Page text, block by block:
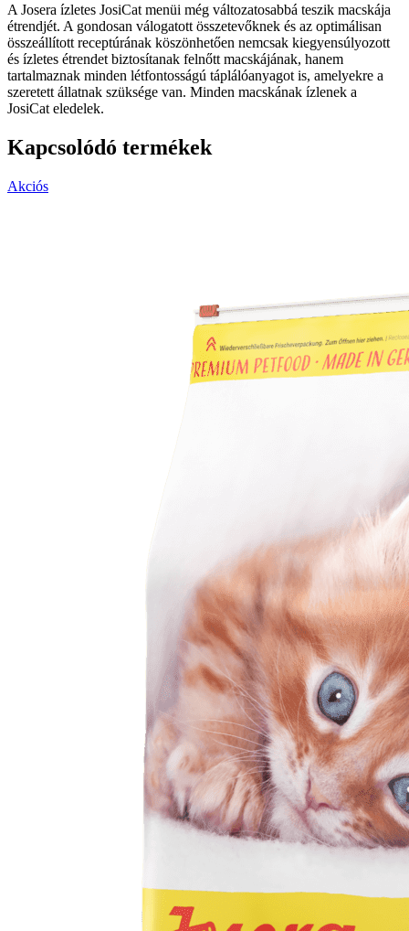
A Josera ízletes JosiCat menüi még változatosabbá teszik macskája
étrendjét. A gondosan válogatott összetevőknek és az optimálisan
összeállított receptúrának köszönhetően nemcsak kiegyensúlyozott
és ízletes étrendet biztosítanak felnőtt macskájának, hanem
tartalmaznak minden létfontosságú táplálóanyagot is, amelyekre a
szeretett állatnak szüksége van. Minden macskának ízlenek a
JosiCat eledelek.
Kapcsolódó termékek
Akciós